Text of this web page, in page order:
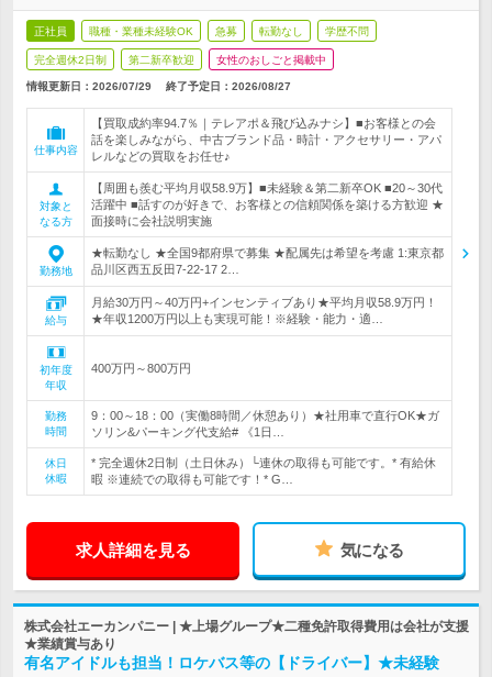
正社員 職種・業種未経験OK 急募 転勤なし 学歴不問
完全週休2日制 第二新卒歓迎 女性のおしごと掲載中
情報更新日：2026/07/29 終了予定日： 2026/08/27
仕事内容
【買取成約率94.7％｜テレアポ＆飛び込みナシ】■お客様との会
話を楽しみながら、中古ブランド品・時計・アクセサリー・アパ
レルなどの買取をお任せ♪
対象と
なる方
【周囲も羨む平均月収58.9万】■未経験＆第二新卒OK ■20～30代
活躍中 ■話すのが好きで、お客様との信頼関係を築ける方歓迎 ★
面接時に会社説明実施
勤務地
★転勤なし ★全国9都府県で募集 ★配属先は希望を考慮 1:東京都
品川区西五反田7-22-17 2…
給与
月給30万円～40万円+インセンティブあり★平均月収58.9万円！
★年収1200万円以上も実現可能！※経験・能力・適…
初年度
年収
400万円～800万円
勤務
時間
9：00～18：00（実働8時間／休憩あり）★社用車で直行OK★ガ
ソリン&パーキング代支給# 《1日…
休日
休暇
* 完全週休2日制（土日休み）└連休の取得も可能です。* 有給休
暇 ※連続での取得も可能です！* G…
求人詳細を見る 気になる
株式会社エーカンパニー | ★上場グループ★二種免許取得費用は会社が支援
★業績賞与あり
有名アイドルも担当！ロケバス等の【ドライバー】★未経験